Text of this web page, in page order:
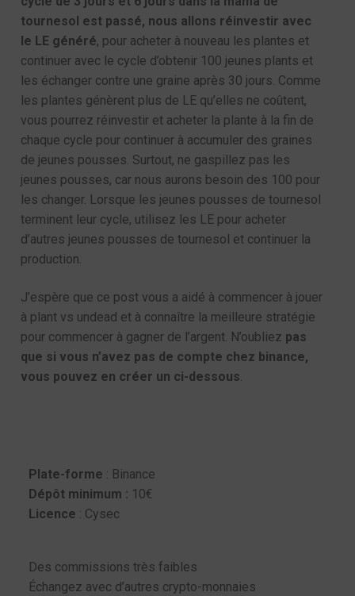
tournesol est passé, nous allons réinvestir avec
le LE généré, pour acheter à nouveau les plantes et
continuer avec le cycle d’obtenir 100 jeunes plants et
les échanger contre une graine après 30 jours. Comme
les plantes génèrent plus de LE qu’elles ne coûtent,
vous pourrez réinvestir et acheter la plante à la fin de
chaque cycle pour continuer à accumuler des graines
de jeunes pousses. Surtout, ne gaspillez pas les
jeunes pousses, car nous aurons besoin des 100 pour
les changer. Lorsque les jeunes pousses de tournesol
terminent leur cycle, utilisez les LE pour acheter
d’autres jeunes pousses de tournesol et continuer la
production.
J’espère que ce post vous a aidé à commencer à jouer
à plant vs undead et à connaître la meilleure stratégie
pour commencer à gagner de l’argent. N’oubliez pas
que si vous n’avez pas de compte chez binance,
vous pouvez en créer un ci-dessous.
Plate-forme : Binance
Dépôt minimum : 10€
Licence : Cysec
Des commissions très faibles
Échangez avec d’autres crypto-monnaies